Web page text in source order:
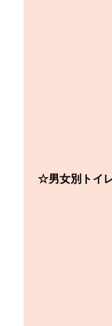
☆男女別トイ